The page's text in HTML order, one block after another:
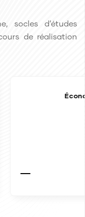
socles d’études
de réalisation